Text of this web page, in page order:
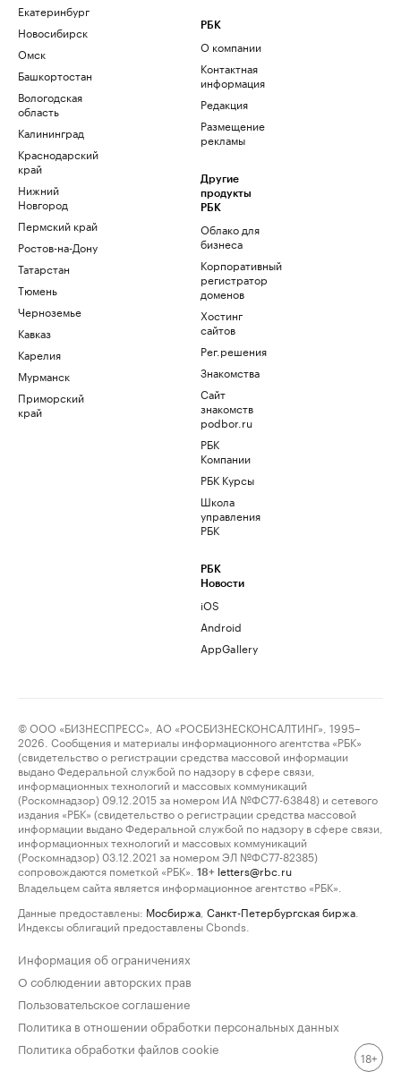
Екатеринбург
Новосибирск
Омск
Башкортостан
Вологодская
область
Калининград
Краснодарский
край
Нижний
Новгород
Пермский край
Ростов-на-Дону
Татарстан
Тюмень
Черноземье
Кавказ
Карелия
Мурманск
Приморский
край
РБК
О компании
Контактная
информация
Редакция
Размещение
рекламы
Другие
продукты
РБК
Облако для
бизнеса
Корпоративный
регистратор
доменов
Хостинг
сайтов
Рег.решения
Знакомства
Сайт
знакомств
podbor.ru
РБК
Компании
РБК Курсы
Школа
управления
РБК
РБК
Новости
iOS
Android
AppGallery
© ООО «БИЗНЕСПРЕСС», АО «РОСБИЗНЕСКОНСАЛТИНГ», 1995–
2026. Сообщения и материалы информационного агентства «РБК»
(свидетельство о регистрации средства массовой информации
выдано Федеральной службой по надзору в сфере связи,
информационных технологий и массовых коммуникаций
(Роскомнадзор) 09.12.2015 за номером ИА №ФС77-63848) и сетевого
издания «РБК» (свидетельство о регистрации средства массовой
информации выдано Федеральной службой по надзору в сфере связи,
информационных технологий и массовых коммуникаций
(Роскомнадзор) 03.12.2021 за номером ЭЛ №ФС77-82385)
сопровождаются пометкой «РБК».
18+ letters@rbc.ru
Владельцем сайта является информационное агентство «РБК».
Данные предоставлены: Мосбиржа Санкт-Петербургская биржа
Индексы облигаций предоставлены Cbonds.
Информация об ограничениях
О соблюдении авторских прав
Пользовательское соглашение
Политика в отношении обработки персональных данных
Политика обработки файлов cookie
18+